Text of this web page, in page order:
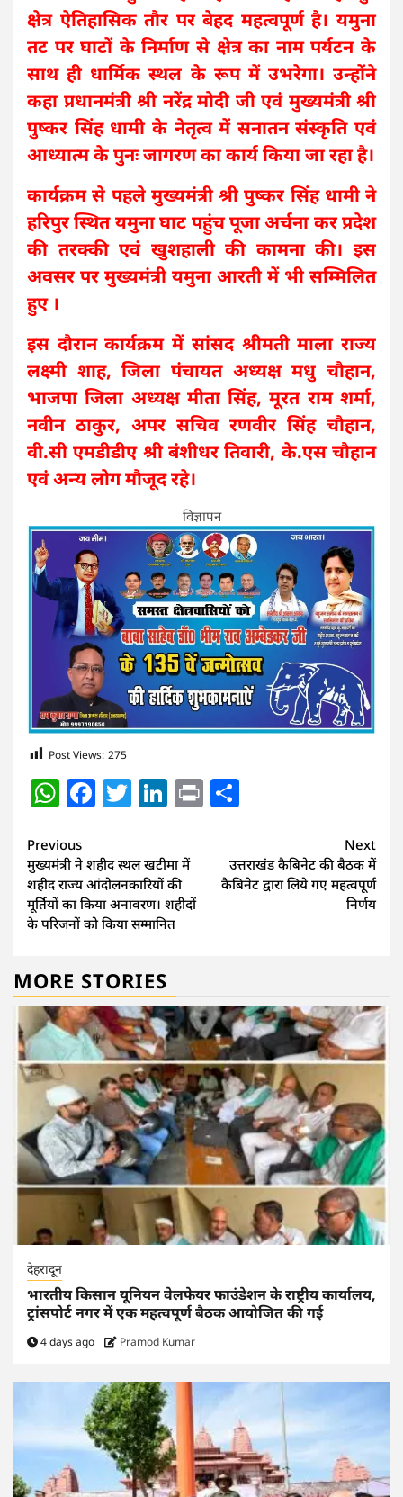
क्षेत्र ऐतिहासिक तौर पर बेहद महत्वपूर्ण है। यमुना
तट पर घाटों के निर्माण से क्षेत्र का नाम पर्यटन के
साथ ही धार्मिक स्थल के रूप में उभरेगा। उन्होंने
कहा प्रधानमंत्री श्री नरेंद्र मोदी जी एवं मुख्यमंत्री श्री
पुष्कर सिंह धामी के नेतृत्व में सनातन संस्कृति एवं
आध्यात्म के पुनः जागरण का कार्य किया जा रहा है।
कार्यक्रम से पहले मुख्यमंत्री श्री पुष्कर सिंह धामी ने
हरिपुर स्थित यमुना घाट पहुंच पूजा अर्चना कर प्रदेश
की तरक्की एवं खुशहाली की कामना की। इस
अवसर पर मुख्यमंत्री यमुना आरती में भी सम्मिलित
हुए ।
इस दौरान कार्यक्रम में सांसद श्रीमती माला राज्य
लक्ष्मी शाह, जिला पंचायत अध्यक्ष मधु चौहान,
भाजपा जिला अध्यक्ष मीता सिंह, मूरत राम शर्मा,
नवीन ठाकुर, अपर सचिव रणवीर सिंह चौहान,
वी.सी एमडीडीए श्री बंशीधर तिवारी, के.एस चौहान
एवं अन्य लोग मौजूद रहे।
विज्ञापन
Post Views: 275
WhatsApp
Facebook
Twitter
LinkedIn
Print
Continue
Reading
Previous
मुख्यमंत्री ने शहीद स्थल खटीमा में
शहीद राज्य आंदोलनकारियों की
मूर्तियों का किया अनावरण। शहीदों
के परिजनों को किया सम्मानित
Next
उत्तराखंड कैबिनेट की बैठक में
कैबिनेट द्वारा लिये गए महत्वपूर्ण
निर्णय
MORE STORIES
देहरादून
भारतीय किसान यूनियन वेलफेयर फाउंडेशन के राष्ट्रीय कार्यालय,
ट्रांसपोर्ट नगर में एक महत्वपूर्ण बैठक आयोजित की गई
4 days ago Pramod Kumar